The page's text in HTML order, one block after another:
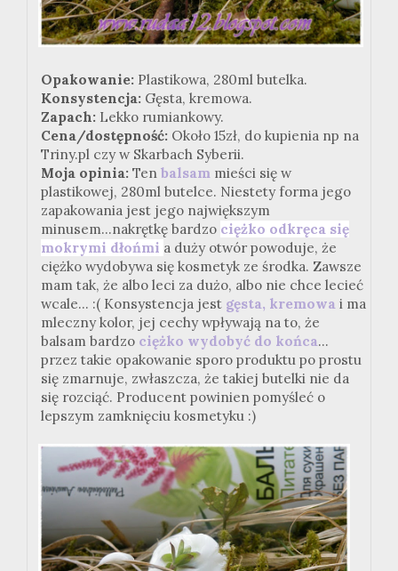
Opakowanie: Plastikowa, 280ml butelka.
Konsystencja: Gęsta, kremowa.
Zapach: Lekko rumiankowy.
Cena/dostępność: Około 15zł, do kupienia np na
Triny.pl czy w Skarbach Syberii.
Moja opinia: Ten balsam mieści się w
plastikowej, 280ml butelce. Niestety forma jego
zapakowania jest jego największym
minusem...nakrętkę bardzo ciężko odkręca się
mokrymi dłońmi a duży otwór powoduje, że
ciężko wydobywa się kosmetyk ze środka. Zawsze
mam tak, że albo leci za dużo, albo nie chce lecieć
wcale... :( Konsystencja jest gęsta, kremowa i ma
mleczny kolor, jej cechy wpływają na to, że
balsam bardzo ciężko wydobyć do końca...
przez takie opakowanie sporo produktu po prostu
się zmarnuje, zwłaszcza, że takiej butelki nie da
się rozciąć. Producent powinien pomyśleć o
lepszym zamknięciu kosmetyku :)